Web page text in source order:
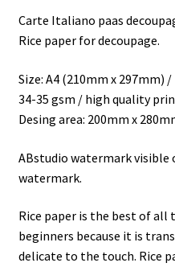
Carte Italiano paas
Rice paper for decoupage.
Size: A4 (210mm x 297mm) /
34-35 gsm / high quality
Desing area: 200mm x
ABstudio watermark visible
watermark.
Rice paper is the best of
beginners because it is
delicate to the touch. Rice